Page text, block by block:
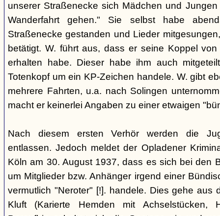
unserer Straßenecke sich Mädchen und
Wanderfahrt gehen." Sie selbst habe
Straßenecke gestanden und Lieder
betätigt. W. führt aus, dass er seine Koppel
erhalten habe. Dieser habe ihm auch
Totenkopf um ein KP-Zeichen handele. W. gibt
mehrere Fahrten, u.a. nach Solingen
macht er keinerlei Angaben zu einer etwaigen
Nach diesem ersten Verhör werden die
entlassen. Jedoch meldet der Opladener
Köln am 30. August 1937, dass es sich bei den
um Mitglieder bzw. Anhänger irgend einer
vermutlich "Neroter" [!]. handele. Dies gehe aus
Kluft (Karierte Hemden mit Achselstücken,